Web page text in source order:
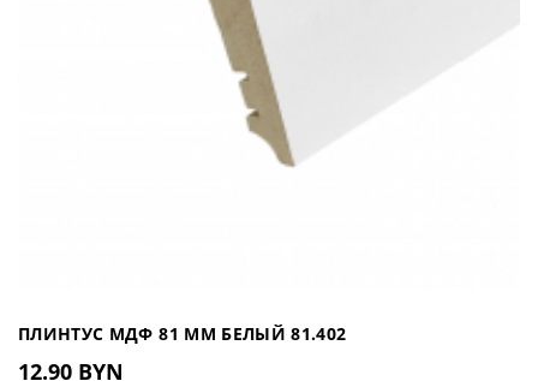
ПЛИНТУС МДФ 81 ММ БЕЛЫЙ 81.402
12.90 BYN